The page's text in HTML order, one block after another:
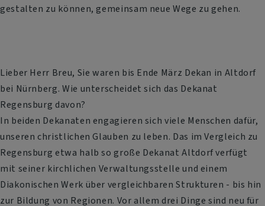
gestalten zu können, gemeinsam neue Wege zu gehen.
Lieber Herr Breu, Sie waren bis Ende März Dekan in Altdorf
bei Nürnberg. Wie unterscheidet sich das Dekanat
Regensburg davon?
In beiden Dekanaten engagieren sich viele Menschen dafür,
unseren christlichen Glauben zu leben. Das im Vergleich zu
Regensburg etwa halb so große Dekanat Altdorf verfügt
mit seiner kirchlichen Verwaltungsstelle und einem
Diakonischen Werk über vergleichbaren Strukturen - bis hin
zur Bildung von Regionen. Vor allem drei Dinge sind neu für